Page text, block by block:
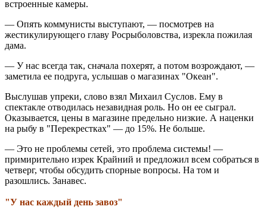
встроенные камеры.
— Опять коммунисты выступают, — посмотрев на
жестикулирующего главу Росрыболовства, изрекла пожилая
дама.
— У нас всегда так, сначала похерят, а потом возрождают, —
заметила ее подруга, услышав о магазинах "Океан".
Выслушав упреки, слово взял Михаил Суслов. Ему в
спектакле отводилась незавидная роль. Но он ее сыграл.
Оказывается, цены в магазине предельно низкие. А наценки
на рыбу в "Перекрестках" — до 15%. Не больше.
— Это не проблемы сетей, это проблема системы! —
примирительно изрек Крайний и предложил всем собраться в
четверг, чтобы обсудить спорные вопросы. На том и
разошлись. Занавес.
"У нас каждый день завоз"